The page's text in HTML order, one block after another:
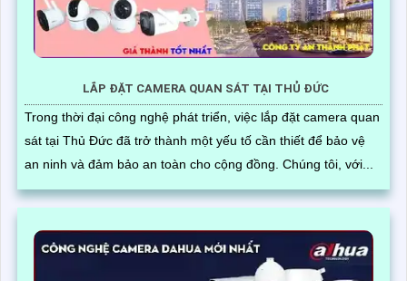
LẮP ĐẶT CAMERA QUAN SÁT TẠI THỦ ĐỨC
Trong thời đại công nghệ phát triển, việc lắp đặt camera quan
sát tại Thủ Đức đã trở thành một yếu tố cần thiết để bảo vệ
an ninh và đảm bảo an toàn cho cộng đồng. Chúng tôi, với...